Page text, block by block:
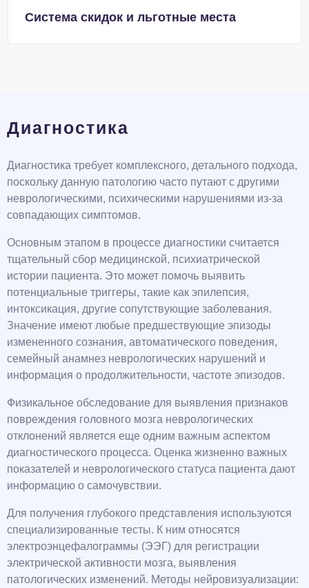
Система скидок и льготные места
Диагностика
Диагностика требует комплексного, детального подхода,
поскольку данную патологию часто путают с другими
неврологическими, психическими нарушениями из-за
совпадающих симптомов.
Основным этапом в процессе диагностики считается
тщательный сбор медицинской, психиатрической
истории пациента. Это может помочь выявить
потенциальные триггеры, такие как эпилепсия,
интоксикация, другие сопутствующие заболевания.
Значение имеют любые предшествующие эпизоды
измененного сознания, автоматического поведения,
семейный анамнез неврологических нарушений и
информация о продолжительности, частоте эпизодов.
Физикальное обследование для выявления признаков
повреждения головного мозга неврологических
отклонений является еще одним важным аспектом
диагностического процесса. Оценка жизненно важных
показателей и неврологического статуса пациента дают
информацию о самочувствии.
Для получения глубокого представления используются
специализированные тесты. К ним относятся
электроэнцефалограммы (ЭЭГ) для регистрации
электрической активности мозга, выявления
патологических изменений. Методы нейровизуализации: